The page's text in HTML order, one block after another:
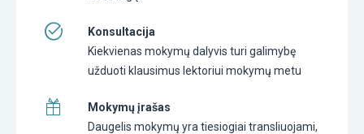
Konsultacija
Kiekvienas mokymų dalyvis turi galimybę
užduoti klausimus lektoriui mokymų metu
Mokymų įrašas
Daugelis mokymų yra tiesiogiai transliuojami,